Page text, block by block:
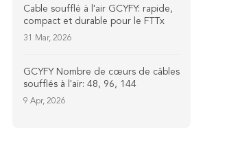
Cable soufflé à l'air GCYFY: rapide,
compact et durable pour le FTTx
31 Mar, 2026
GCYFY Nombre de cœurs de câbles
soufflés à l'air: 48, 96, 144
9 Apr, 2026